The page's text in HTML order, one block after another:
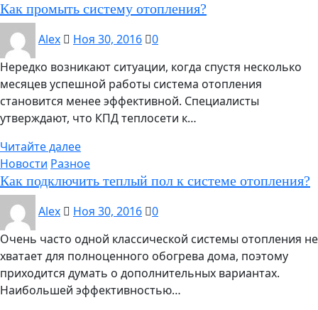
Как промыть систему отопления?
Alex
Ноя 30, 2016
0
Нередко возникают ситуации, когда спустя несколько
месяцев успешной работы система отопления
становится менее эффективной. Специалисты
утверждают, что КПД теплосети к…
Читайте далее
Новости Разное
Как подключить теплый пол к системе отопления?
Alex
Ноя 30, 2016
0
Очень часто одной классической системы отопления не
хватает для полноценного обогрева дома, поэтому
приходится думать о дополнительных вариантах.
Наибольшей эффективностью…